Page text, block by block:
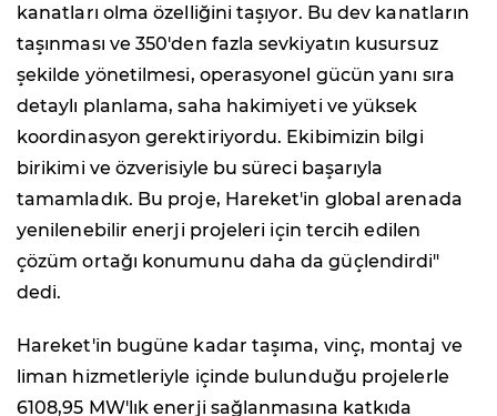
kanatları olma özelliğini taşıyor. Bu dev kanatların
taşınması ve 350'den fazla sevkiyatın kusursuz
şekilde yönetilmesi, operasyonel gücün yanı sıra
detaylı planlama, saha hakimiyeti ve yüksek
koordinasyon gerektiriyordu. Ekibimizin bilgi
birikimi ve özverisiyle bu süreci başarıyla
tamamladık. Bu proje, Hareket'in global arenada
yenilenebilir enerji projeleri için tercih edilen
çözüm ortağı konumunu daha da güçlendirdi"
dedi.
Hareket'in bugüne kadar taşıma, vinç, montaj ve
liman hizmetleriyle içinde bulunduğu projelerle
6108,95 MW'lık enerji sağlanmasına katkıda